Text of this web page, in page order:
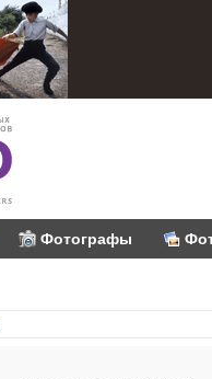
Фотографы